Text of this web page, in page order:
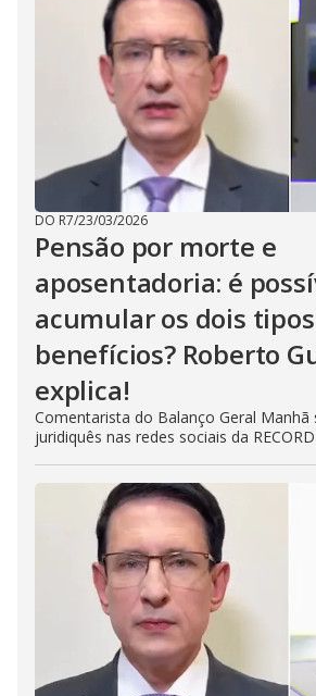
DO R7/23/03/2026
Pensão por morte e
aposentadoria: é
acumular os dois
benefícios? Roberto
explica!
Comentarista do Balanço Geral Manhã
juridiquês nas redes sociais da RECORD